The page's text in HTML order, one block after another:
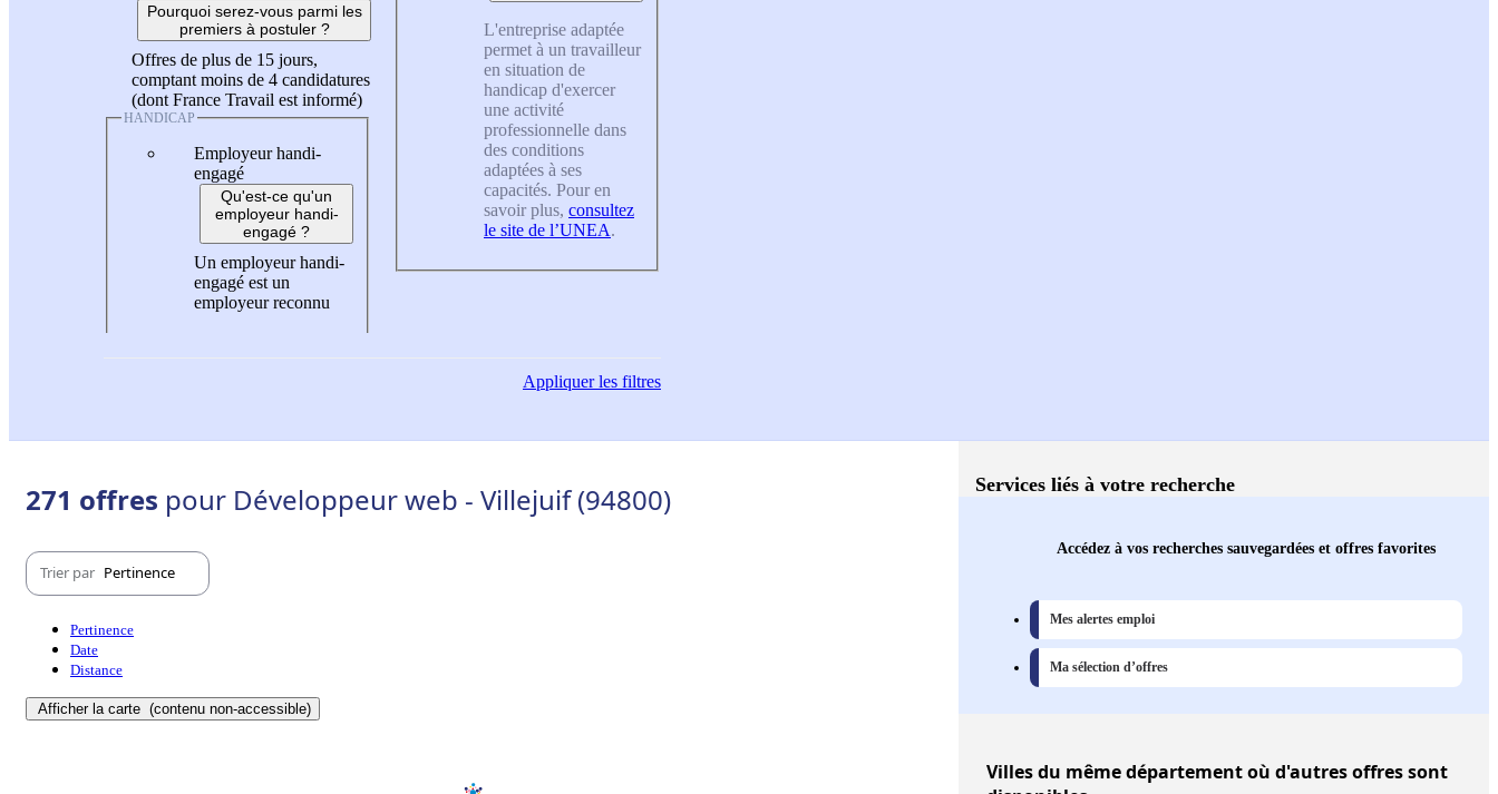
Pourquoi serez-vous parmi les
premiers à postuler ?
Offres de plus de 15 jours,
comptant moins de 4 candidatures
(dont France Travail est informé)
HANDICAP
Employeur handi-
engagé
Qu'est-ce qu'un
employeur handi-
engagé ?
Un employeur handi-
engagé est un
employeur reconnu
L'entreprise adaptée
permet à un travailleur
en situation de
handicap d'exercer
une activité
professionnelle dans
des conditions
adaptées à ses
capacités. Pour en
savoir plus, consultez
le site de l’UNEA.
Appliquerles filtres
271 offres pour Développeur web - Villejuif (94800)
Trier par Pertinence
Pertinence
Date
Distance
Afficher la carte (contenu non-accessible)
Services liés à votre recherche
Accédez à vos recherches sauvegardées et offres favorites
Mes alertes emploi
Ma sélection d’offres
Villesdu même département où d'autres offres sont